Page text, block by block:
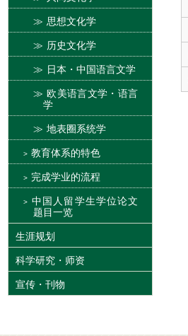
思想文化学
历史文化学
日本・中国语言文学
欧美语言文学・语言
学
地表圈系统学
教育体系的特色
完成学业的流程
中国人留学生学位论文
题目一览
生涯规划
科学研究・师资
宣传・刊物